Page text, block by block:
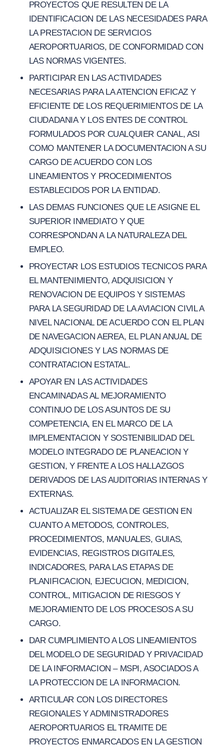
PROYECTOS QUE RESULTEN DE LA
IDENTIFICACION DE LAS NECESIDADES PARA
LA PRESTACION DE SERVICIOS
AEROPORTUARIOS, DE CONFORMIDAD CON
LAS NORMAS VIGENTES.
PARTICIPAR EN LAS ACTIVIDADES
NECESARIAS PARA LA ATENCION EFICAZ Y
EFICIENTE DE LOS REQUERIMIENTOS DE LA
CIUDADANIA Y LOS ENTES DE CONTROL
FORMULADOS POR CUALQUIER CANAL, ASI
COMO MANTENER LA DOCUMENTACION A SU
CARGO DE ACUERDO CON LOS
LINEAMIENTOS Y PROCEDIMIENTOS
ESTABLECIDOS POR LA ENTIDAD.
LAS DEMAS FUNCIONES QUE LE ASIGNE EL
SUPERIOR INMEDIATO Y QUE
CORRESPONDAN A LA NATURALEZA DEL
EMPLEO.
PROYECTAR LOS ESTUDIOS TECNICOS PARA
EL MANTENIMIENTO, ADQUISICION Y
RENOVACION DE EQUIPOS Y SISTEMAS
PARA LA SEGURIDAD DE LA AVIACION CIVIL A
NIVEL NACIONAL DE ACUERDO CON EL PLAN
DE NAVEGACION AEREA, EL PLAN ANUAL DE
ADQUISICIONES Y LAS NORMAS DE
CONTRATACION ESTATAL.
APOYAR EN LAS ACTIVIDADES
ENCAMINADAS AL MEJORAMIENTO
CONTINUO DE LOS ASUNTOS DE SU
COMPETENCIA, EN EL MARCO DE LA
IMPLEMENTACION Y SOSTENIBILIDAD DEL
MODELO INTEGRADO DE PLANEACION Y
GESTION, Y FRENTE A LOS HALLAZGOS
DERIVADOS DE LAS AUDITORIAS INTERNAS Y
EXTERNAS.
ACTUALIZAR EL SISTEMA DE GESTION EN
CUANTO A METODOS, CONTROLES,
PROCEDIMIENTOS, MANUALES, GUIAS,
EVIDENCIAS, REGISTROS DIGITALES,
INDICADORES, PARA LAS ETAPAS DE
PLANIFICACION, EJECUCION, MEDICION,
CONTROL, MITIGACION DE RIESGOS Y
MEJORAMIENTO DE LOS PROCESOS A SU
CARGO.
DAR CUMPLIMIENTO A LOS LINEAMIENTOS
DEL MODELO DE SEGURIDAD Y PRIVACIDAD
DE LA INFORMACION – MSPI, ASOCIADOS A
LA PROTECCION DE LA INFORMACION.
ARTICULAR CON LOS DIRECTORES
REGIONALES Y ADMINISTRADORES
AEROPORTUARIOS EL TRAMITE DE
PROYECTOS ENMARCADOS EN LA GESTION